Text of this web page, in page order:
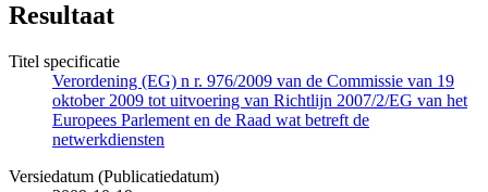
Resultaat
Titel specificatie
Verordening (EG) n r. 976/2009 van de Commissie van 19
oktober 2009 tot uitvoering van Richtlijn 2007/2/EG van het
Europees Parlement en de Raad wat betreft de
netwerkdiensten
Versiedatum (Publicatiedatum)